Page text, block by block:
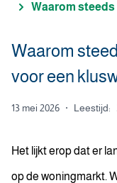
Waarom
Waarom
voor een
13 mei 2026 · Leestijd:
Het lijkt erop dat er
op de woningmarkt.